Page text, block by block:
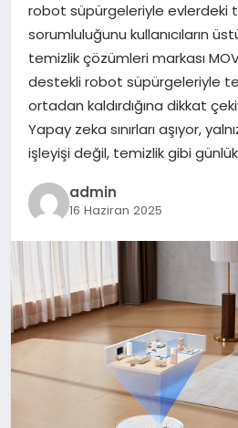
SIYASET
SPOR
YAŞAM
robot süpürgeleriyle evlerdeki
sorumluluğunu kullanıcıların
temizlik çözümleri markası
destekli robot süpürgeleriyle
ortadan kaldırdığına dikkat
Yapay zeka sınırları aşıyor,
işleyişi değil, temizlik gibi
admin
16 Haziran 2025